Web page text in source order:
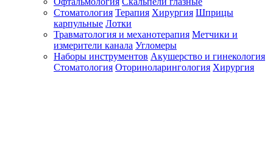
Стоматология Терапия Хирургия Шприцы
карпульные Лотки
Травматология и механотерапия Метчики и
измерители канала Угломеры
Наборы инструментов Акушерство и гинекология
Стоматология Оториноларингология Хирургия